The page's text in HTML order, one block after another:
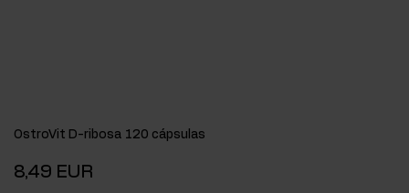
OstroVit D-ribosa 120 cápsulas
8,49 EUR